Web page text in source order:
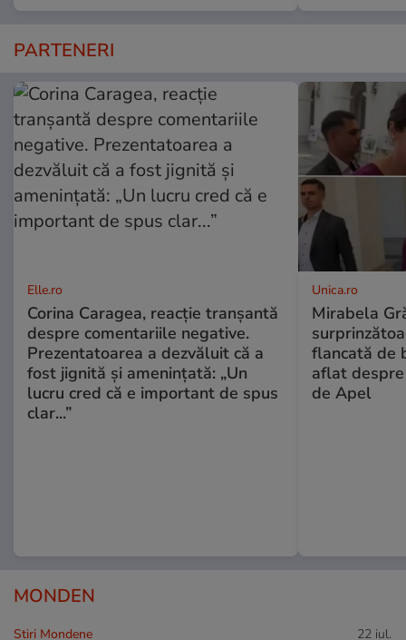
PARTENERI
Elle.ro
Corina Caragea, reacție tranșantă
despre comentariile negative.
Prezentatoarea a dezvăluit că a
fost jignită și amenințată: „Un
lucru cred că e important de spus
clar...”
Unica.ro
Mirabela
flancată de
aflat
de Apel
MONDEN
Stiri Mondene 22 iul.